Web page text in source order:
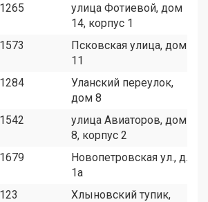
улица Фотиевой, дом
14, корпус 1
Псковская улица, дом
11
Уланский переулок,
дом 8
улица Авиаторов, дом
8, корпус 2
Новопетровская ул., д.
1а
Хлыновский тупик,